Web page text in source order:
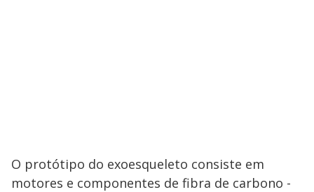
O protótipo do exoesqueleto consiste em
motores e componentes de fibra de carbono -